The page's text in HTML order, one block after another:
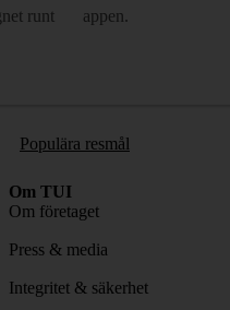
runt
appen.
Populära resmål
Om TUI
Om företaget
Press & media
Integritet & säkerhet